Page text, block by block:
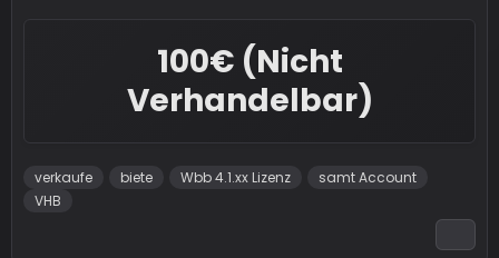
100€ (Nicht
Verhandelbar)
verkaufe biete Wbb 4.1.xx Lizenz
samt Account
VHB